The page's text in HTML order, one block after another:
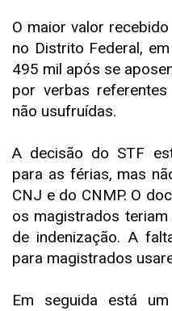
O maior valor
no Distrito Federal,
495 mil após se
por verbas
não usufruídas.
A decisão do STF
para as férias, mas
CNJ e do CNMP. O
os magistrados
de indenização. A
para magistrados
Em seguida está